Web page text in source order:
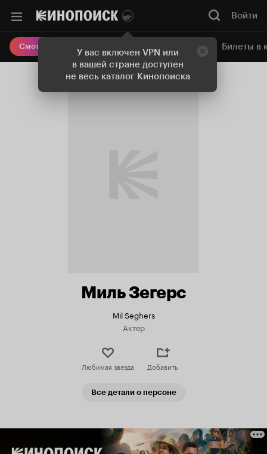
У вас включен VPN или
в вашей стране доступен
не весь каталог Кинопоиска
Войти
Смотреть кино Онлайн-кинотеатр Билеты в
Миль Зегерс
Mil Seghers
Актер
Любимая звезда Добавить
Все детали о персоне